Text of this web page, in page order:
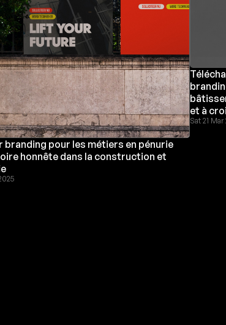
branding pour les métiers en pénurie
honnête dans la construction et
et à
Sat 21 Mar